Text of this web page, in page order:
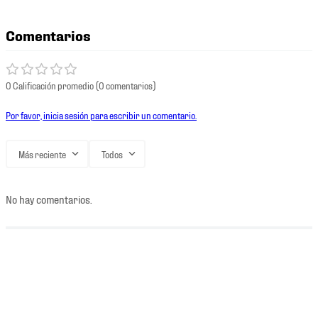
Comentarios
0 Calificación promedio(0 comentarios)
Por favor, inicia sesión para escribir un comentario.
Más reciente Todos
No hay comentarios.